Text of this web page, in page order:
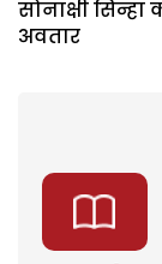
सोनाक्षी
अवतार